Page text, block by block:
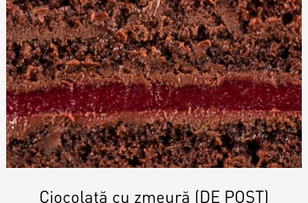
Ciocolată cu zmeură (DE POST)